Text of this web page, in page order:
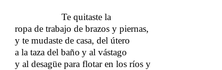
Te quitaste la
ropa de trabajo de brazos y piernas,
y te mudaste de casa, del útero
a la taza del baño y al vástago
y al desagüe para flotar en los ríos y